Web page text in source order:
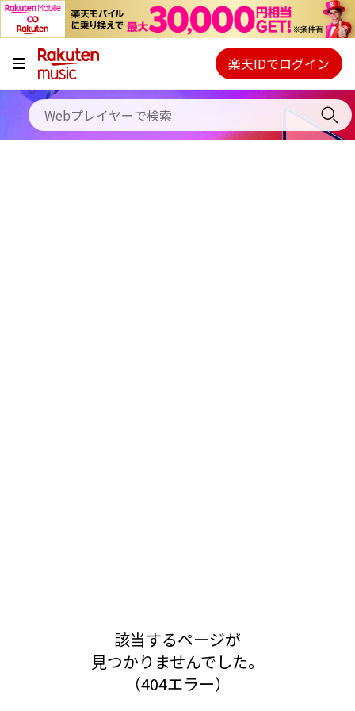
キャンペーン
料金プラン
使い方
Webプレイヤー
ご契約内容の確認・変更
楽天IDでログイン
該当するページが
見つかりませんでした。
（404エラー）